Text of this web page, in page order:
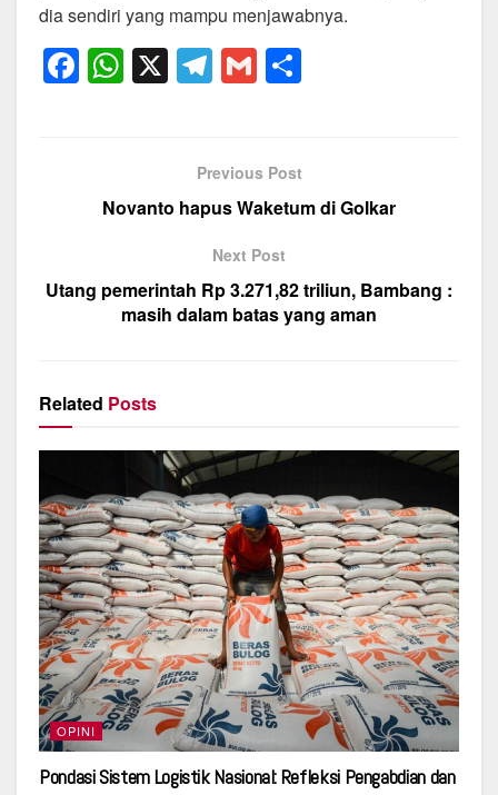
dia sendiri yang mampu menjawabnya.
F
o
k
W
A
p
X T
gr
a
m
G
Previous Post
Novanto hapus Waketum di Golkar
Next Post
Utang pemerintah Rp 3.271,82 triliun, Bambang :
masih dalam batas yang aman
Related Posts
OPINI
Pondasi Sistem Logistik Nasional: Refleksi Pengabdian dan